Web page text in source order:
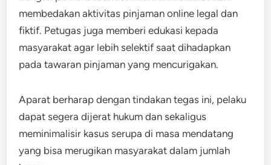
membedakan aktivitas pinjaman online legal dan
fiktif. Petugas juga memberi edukasi kepada
masyarakat agar lebih selektif saat dihadapkan
pada tawaran pinjaman yang mencurigakan.
Aparat berharap dengan tindakan tegas ini, pelaku
dapat segera dijerat hukum dan sekaligus
meminimalisir kasus serupa di masa mendatang
yang bisa merugikan masyarakat dalam jumlah